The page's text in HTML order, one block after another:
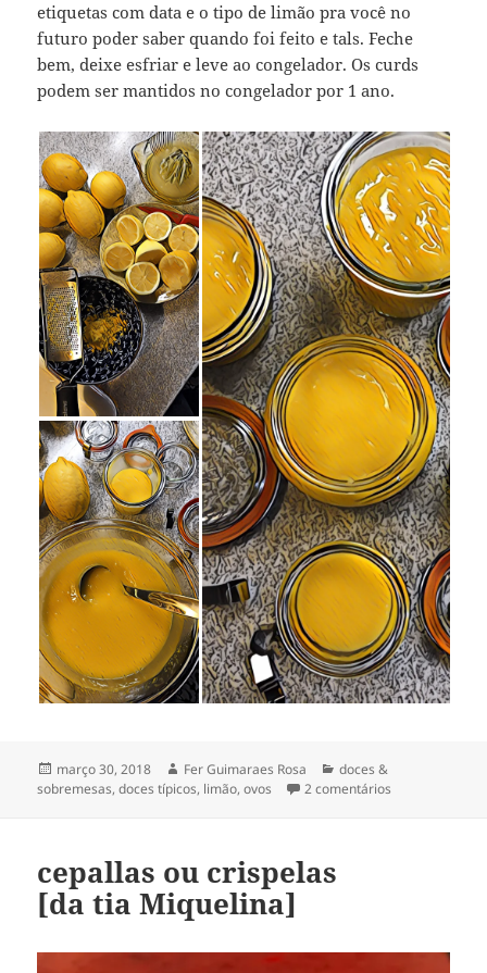
etiquetas com data e o tipo de limão pra você no
futuro poder saber quando foi feito e tals. Feche
bem, deixe esfriar e leve ao congelador. Os curds
podem ser mantidos no congelador por 1 ano.
Publicado
em
março 30, 2018 Autor
Fer Guimaraes Rosa Categorias
doces &
sobremesas,doces típicos, limão,ovos 2 comentários
cepallas ou crispelas
[da tia Miquelina]